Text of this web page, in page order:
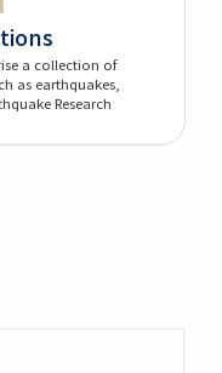
a collection of
as earthquakes,
Research